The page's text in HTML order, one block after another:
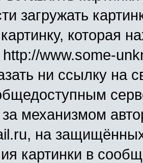
загружать
которая
www.some-
ни ссылку на
за механизмом
на
картинки в